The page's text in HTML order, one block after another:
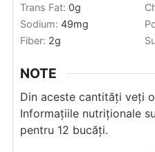
Trans Fat: 0g
Sodium: 49mg
Fiber: 2g
NOTE
Din aceste cantități veți
Informațiile nutriționale
pentru 12 bucăți.